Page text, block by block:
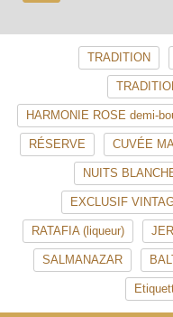
TRADITION
HARMONIE ROSE demi-
RÉSERVE CUVÉE
NUITS
EXCLUSIF
RATAFIA (liqueur)
SALMANAZAR